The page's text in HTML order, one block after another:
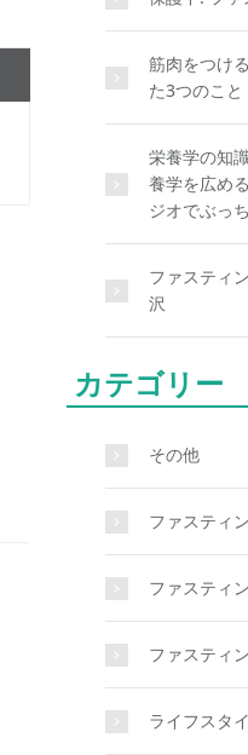
筋肉をつけ
た3つのこと
栄養学の知
養学を広め
ジオでぶっ
ファスティ
沢
カテゴリー
その他
ファスティ
ファスティ
ファスティ
ライフスタ